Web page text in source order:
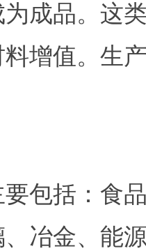
成品。这
增值。生
括：食品
冶金、能